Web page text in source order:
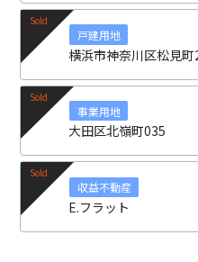
戸建用地
横浜市神奈川区松見町
事業用地
大田区北嶺町035
収益不動産
E.フラット